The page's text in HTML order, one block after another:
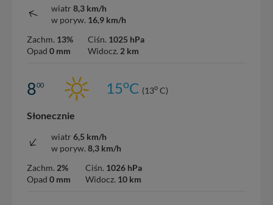
wiatr 8,3 km/h
w poryw. 16,9 km/h
Zachm. 13%
Opad 0 mm
Ciśn. 1025 hPa
Widocz. 2 km
800 15oC (13o C)
Słonecznie
wiatr 6,5 km/h
w poryw. 8,3 km/h
Zachm. 2%
Opad 0 mm
Ciśn. 1026 hPa
Widocz. 10 km